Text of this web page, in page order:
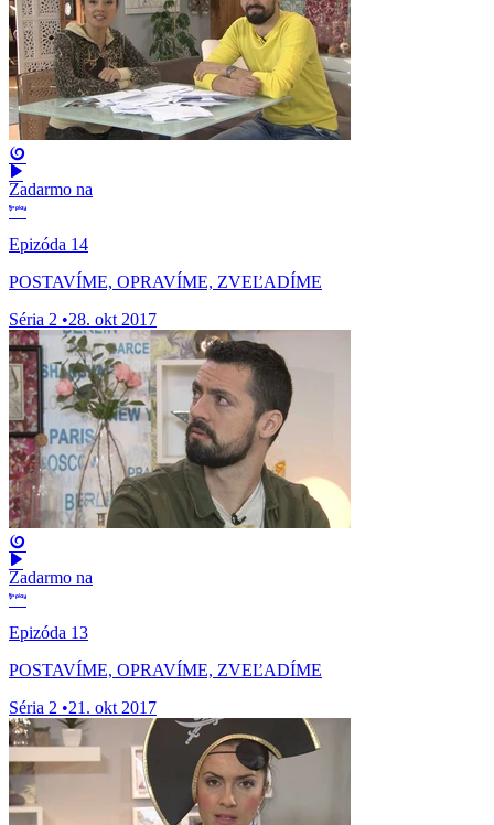
Zadarmo na
Epizóda 14
POSTAVÍME, OPRAVÍME, ZVEĽADÍME
Séria 2 •28. okt 2017
Zadarmo na
Epizóda 13
POSTAVÍME, OPRAVÍME, ZVEĽADÍME
Séria 2 •21. okt 2017